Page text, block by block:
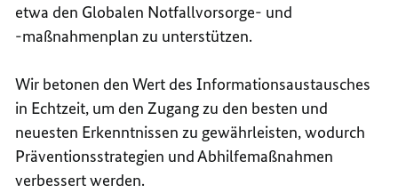
etwa den Globalen Notfallvorsorge- und
-maßnahmenplan zu unterstützen.
Wir betonen den Wert des Informationsaustausches
in Echtzeit, um den Zugang zu den besten und
neuesten Erkenntnissen zu gewährleisten, wodurch
Präventionsstrategien und Abhilfemaßnahmen
verbessert werden.